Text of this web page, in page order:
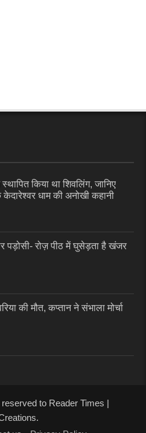
किया था शिवलिंग, जानिए
धाम की अनोखी कहानी
पड़ोसी- रोज़ पीठ में घुसेड़ता है खंजर
की मौत, कप्तान ने संभाला मोर्चा
to Reader Times |